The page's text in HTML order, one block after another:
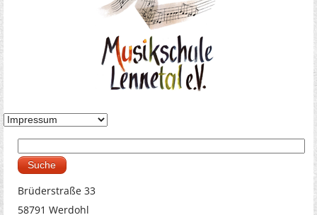
Suchformular
Brüderstraße 33
58791 Werdohl